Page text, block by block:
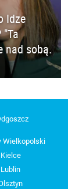
Idze
"Ta
nad sobą.
Wielkopolski